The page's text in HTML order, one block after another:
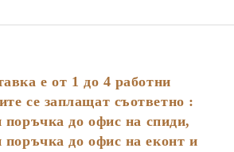
е от 1 до 4 работни
се заплащат съответно :
поръчка до офис на спиди,
поръчка до офис на еконт и